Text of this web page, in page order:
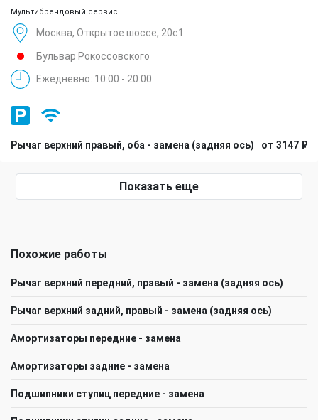
Мультибрендовый сервис
Москва, Открытое шоссе, 20с1
Бульвар Рокоссовского
Ежедневно: 10:00 - 20:00
Рычаг верхний правый, оба - замена (задняя ось) от 3147 ₽
Показать еще
Похожие работы
Рычаг верхний передний, правый - замена (задняя ось)
Рычаг верхний задний, правый - замена (задняя ось)
Амортизаторы передние - замена
Амортизаторы задние - замена
Подшипники ступиц передние - замена